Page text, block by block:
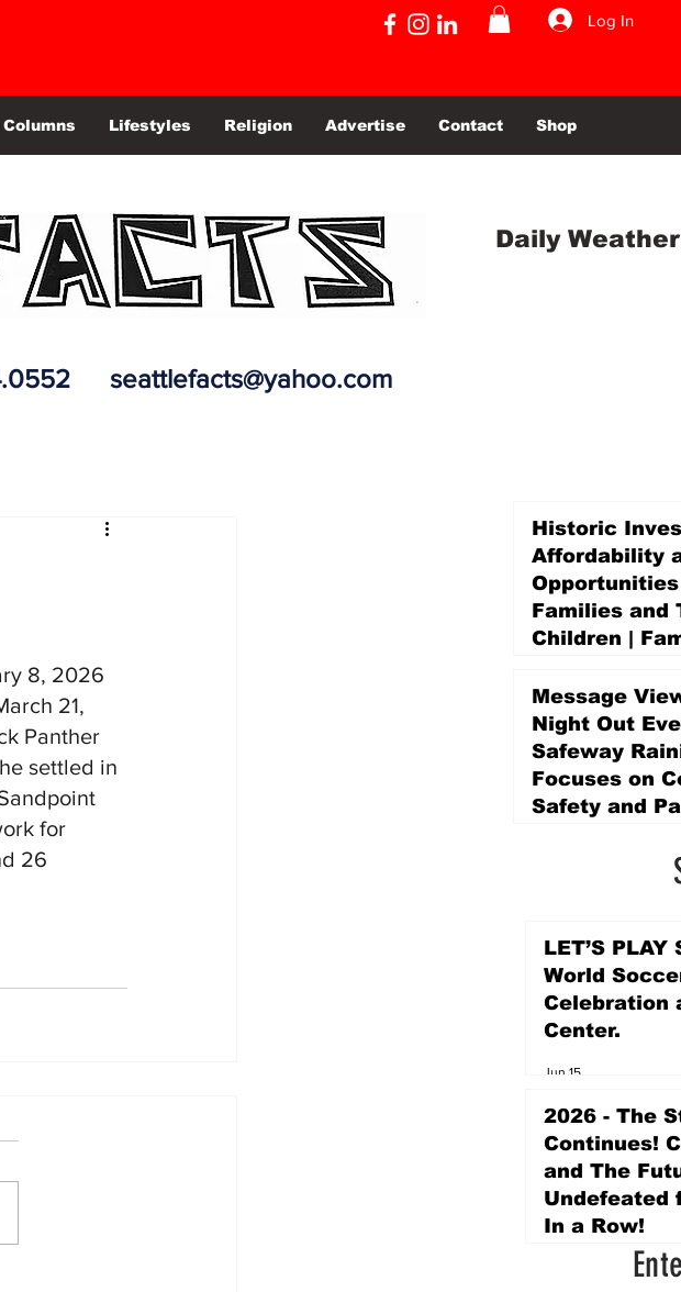
Log In
Lifestyles Religion Advertise Contact Shop
Daily Weather
seattlefacts@yahoo.com
8, 2026
21,
Panther
settled in
for
26
Historic
Affordability
Families and
Children |
Promise Levy
4 days ago
Message
Night Out
Safeway
Focuses on
Safety and
LET’S PLAY
World
Celebration
Center.
Jun 15
2026 - The
Continues!
and The
Undefeated
In a Row!